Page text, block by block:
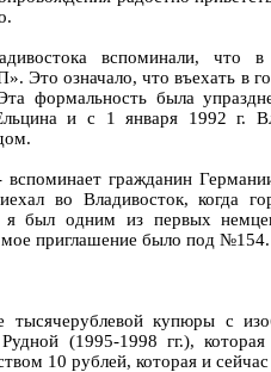
вспоминали, что в
Это означало, что въехать в
формальность была
и с 1 января 1992 г.
гражданин
во Владивосток, когда
я был одним из первых
мое приглашение было под №154.
тысячерублевой купюры с
(1995-1998 гг.),
10 рублей, которая и сейчас